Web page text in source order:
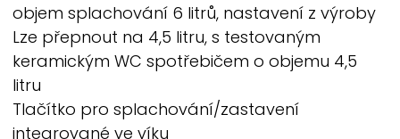
objem splachování 6 litrů, nastavení z výroby
Lze přepnout na 4,5 litru, s testovaným
keramickým WC spotřebičem o objemu 4,5
litru
Tlačítko pro splachování/zastavení
integrované ve víku